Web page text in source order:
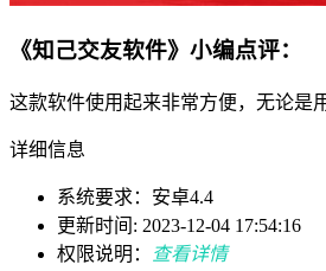
《知己交友软件》小编点评：
这款软件使用起来非常方便，无论是
详细信息
系统要求：安卓4.4
更新时间: 2023-12-04 17:54:16
权限说明：
查看详情